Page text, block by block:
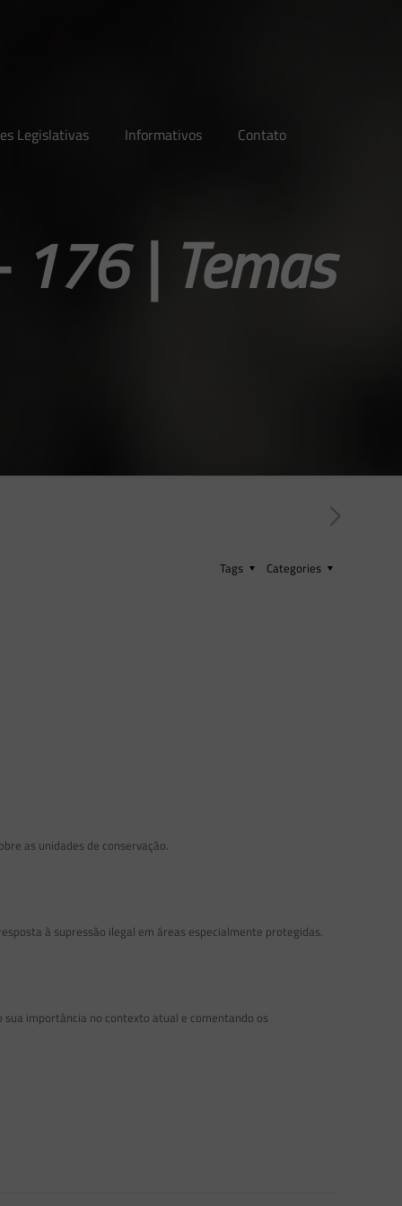
Legislativas Informativos Contato
| Temas
Categories
Tags
as unidades de conservação.
à supressão ilegal em áreas especialmente protegidas.
importância no contexto atual e comentando os